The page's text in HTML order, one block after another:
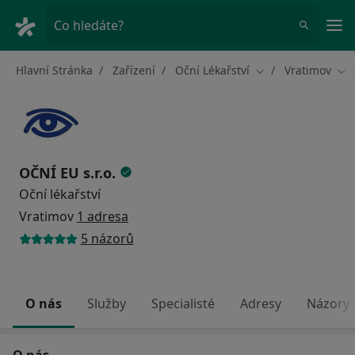
Co hledáte?
Hlavní Stránka Zařízení Oční Lékařství Změna města
Vratimov
OČNÍ EU s.r.o.
Oční lékařství
Vratimov 1 adresa
5 názorů
O nás Služby Specialisté Adresy Názory